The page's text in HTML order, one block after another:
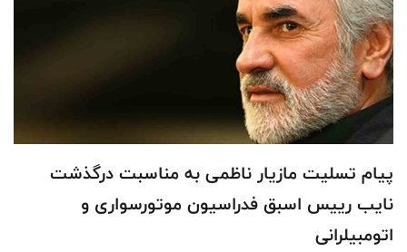
پیام تسلیت مازیار ناظمی به مناسبت درگذشت
نایب رییس اسبق فدراسیون موتورسواری و
اتومبیلرانی